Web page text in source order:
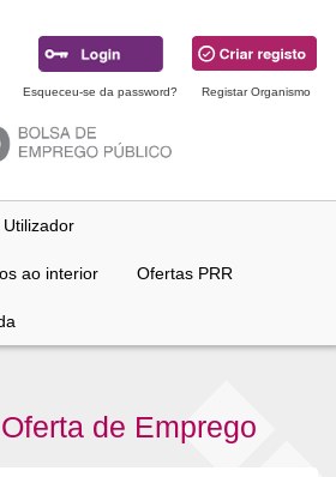
Esqueceu-se da password? Registar Organismo
ao interior Ofertas PRR
de Emprego